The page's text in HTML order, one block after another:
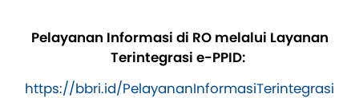
Pelayanan Informasi di RO melalui Layanan
Terintegrasi e-PPID:
https://bbri.id/PelayananInformasiTerintegrasi